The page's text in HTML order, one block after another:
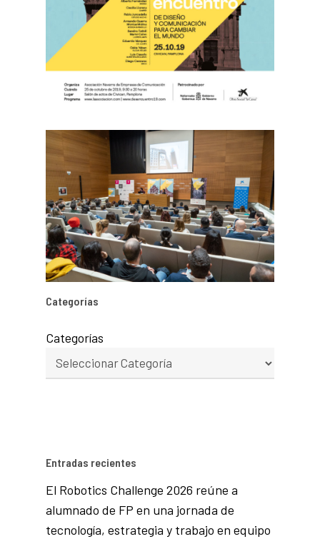
Categorías
Categorías
Entradas recientes
El Robotics Challenge 2026 reúne a
alumnado de FP en una jornada de
tecnología, estrategia y trabajo en equipo